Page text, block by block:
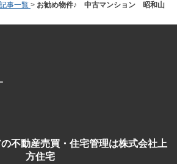
事一覧 > お勧め物件♪ 中古マンション 昭和山
不動産売買・住宅管理は株式会社上
方住宅